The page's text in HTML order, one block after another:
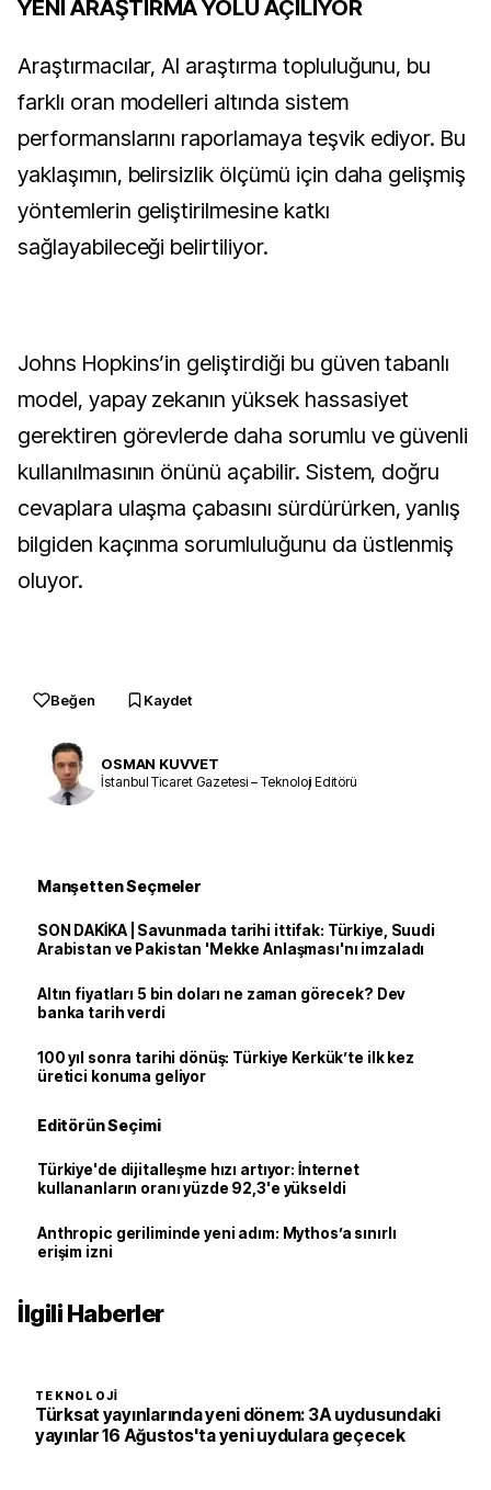
YENİ ARAŞTIRMA YOLU AÇILIYOR
Araştırmacılar, AI araştırma topluluğunu, bu
farklı oran modelleri altında sistem
performanslarını raporlamaya teşvik ediyor. Bu
yaklaşımın, belirsizlik ölçümü için daha gelişmiş
yöntemlerin geliştirilmesine katkı
sağlayabileceği belirtiliyor.
Johns Hopkins’in geliştirdiği bu güven tabanlı
model, yapay zekanın yüksek hassasiyet
gerektiren görevlerde daha sorumlu ve güvenli
kullanılmasının önünü açabilir. Sistem, doğru
cevaplara ulaşma çabasını sürdürürken, yanlış
bilgiden kaçınma sorumluluğunu da üstlenmiş
oluyor.
Beğen Kaydet
OSMAN KUVVET
İstanbul Ticaret Gazetesi – Teknoloji Editörü
Manşetten Seçmeler
SON DAKİKA | Savunmada tarihi ittifak: Türkiye, Suudi
Arabistan ve Pakistan 'Mekke Anlaşması'nı imzaladı
Altın fiyatları 5 bin doları ne zaman görecek? Dev
banka tarih verdi
100 yıl sonra tarihi dönüş: Türkiye Kerkük’te ilk kez
üretici konuma geliyor
Editörün Seçimi
Türkiye'de dijitalleşme hızı artıyor: İnternet
kullananların oranı yüzde 92,3'e yükseldi
Anthropic geriliminde yeni adım: Mythos’a sınırlı
erişim izni
İlgili Haberler
TEKNOLOJI
Türksat yayınlarında yeni dönem: 3A uydusundaki
yayınlar 16 Ağustos'ta yeni uydulara geçecek